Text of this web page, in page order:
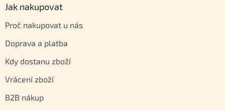
Jak nakupovat
Proč nakupovat u nás
Doprava a platba
Kdy dostanu zboží
Vrácení zboží
B2B nákup